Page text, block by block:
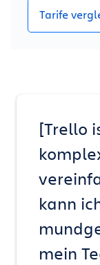
Tarife
[Trello
kann
mein